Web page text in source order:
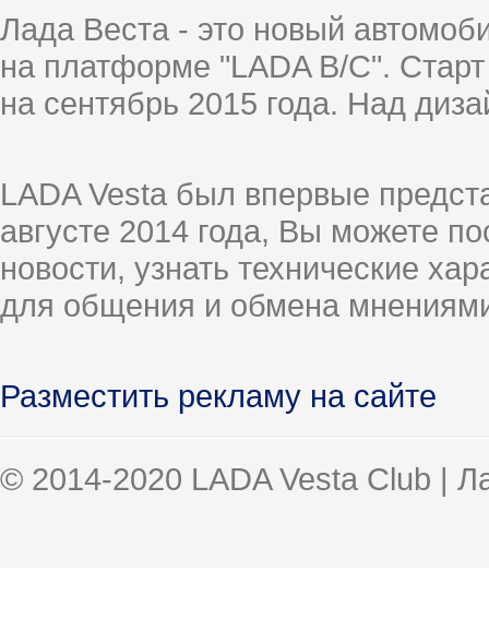
Лада Веста - это новый
на платформе "LADA B/C".
на сентябрь 2015 года. Над
LADA Vesta был впервые
августе 2014 года, Вы можете
новости, узнать технические
для общения и обмена
Разместить рекламу на сайте
© 2014-2020 LADA Vesta Club |